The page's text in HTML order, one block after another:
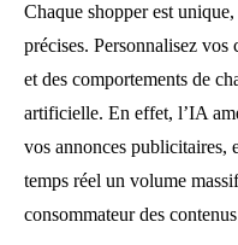
Chaque shopper est
précises. Personnalisez
et des comportements de
artificielle. En effet, l’IA
vos annonces publicitaires,
temps réel un volume
consommateur des